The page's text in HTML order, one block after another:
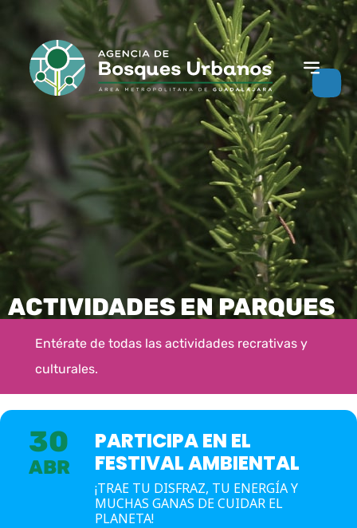
ACTIVIDADES EN PARQUES
Entérate de todas las actividades recrativas y
culturales.
30
ABR
PARTICIPA EN EL
FESTIVAL AMBIENTAL
¡TRAE TU DISFRAZ, TU ENERGÍA Y
MUCHAS GANAS DE CUIDAR EL
PLANETA!